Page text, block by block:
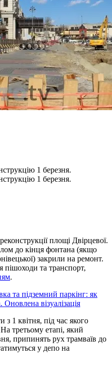
1 березня.
1 березня.
реконструкції площі Двірцевої.
до кінця фонтана (якщо
закрили на ремонт.
пішоходи та транспорт,
.
та підземний паркінг: як
візуалізація
1 квітня, під час якого
третьому етапі, який
припинять рух трамваїв до
у депо на